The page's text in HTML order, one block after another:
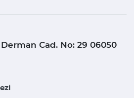
Cad. No: 29 06050